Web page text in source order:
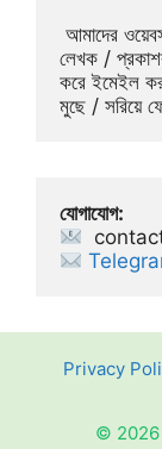
লেখক /
করে ইমেইল
মুছে / সরিয়ে
যোগাযোগ:
Privacy
© 2026